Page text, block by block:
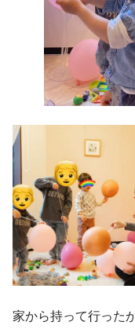
家から持って行った